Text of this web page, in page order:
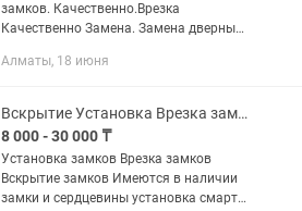
замков. Качественно.Врезка
Качественно Замена. Замена дверных
очень качественно.Дверных ручек.
Алматы, 18 июня
Вскрытие Установка Врезка замков
8 000 - 30 000 ₸
Установка замков Врезка замков
Вскрытие замков Имеются в наличии
замки и сердцевины установка смарт